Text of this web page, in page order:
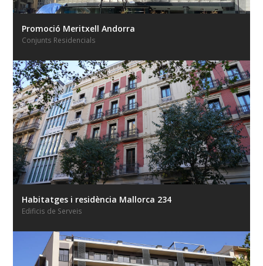
Promoció Meritxell Andorra
Conjunts Residencials
Habitatges i residència Mallorca 234
Edificis de Serveis